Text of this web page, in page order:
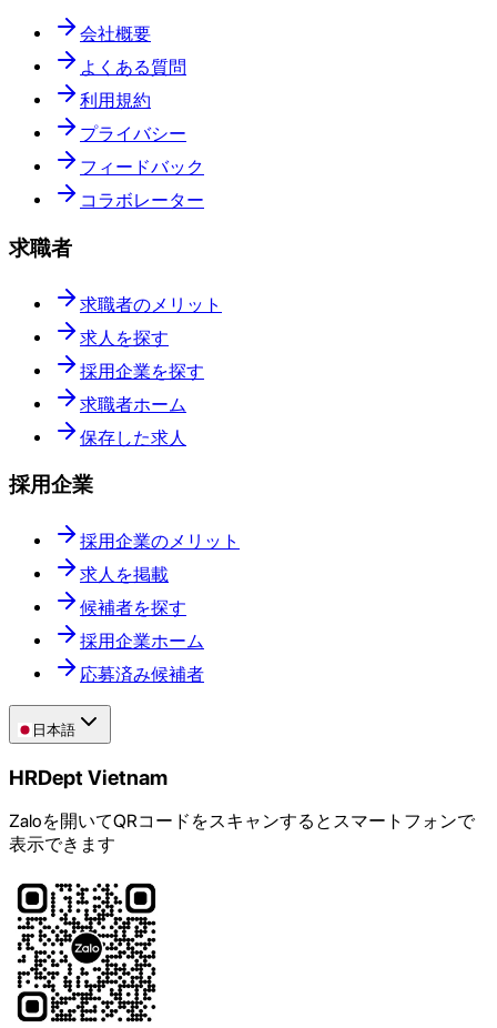
会社概要
よくある質問
利用規約
プライバシー
フィードバック
コラボレーター
求職者
求職者のメリット
求人を探す
採用企業を探す
求職者ホーム
保存した求人
採用企業
採用企業のメリット
求人を掲載
候補者を探す
採用企業ホーム
応募済み候補者
日本語
HRDept Vietnam
Zaloを開いてQRコードをスキャンするとスマートフォンで
表示できます